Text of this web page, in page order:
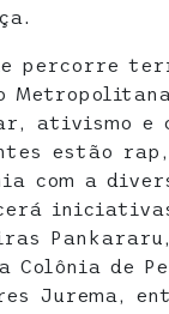
percorre
ativismo e
estão
com a
Colônia de
Jurema,